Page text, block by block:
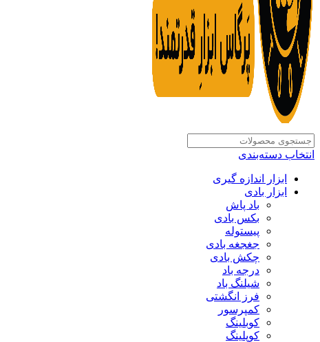
انتخاب دسته‌بندی
ابزار اندازه گیری
ابزار بادی
باد پاش
بکس بادی
پیستوله
جغجغه بادی
چکش بادی
درجه باد
شیلنگ باد
فرز انگشتی
کمپرسور
کوبلینگ
کوپلینگ